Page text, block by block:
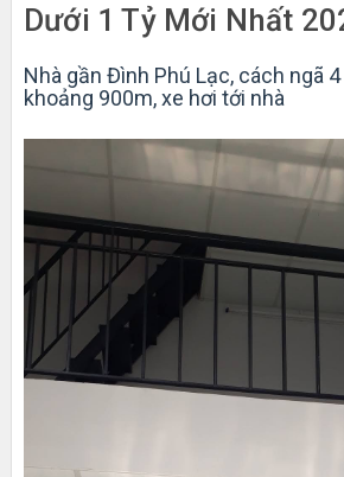
Dưới 1 Tỷ Mới Nhất
Nhà gần Đình Phú Lạc, cách ngã
khoảng 900m, xe hơi tới nhà